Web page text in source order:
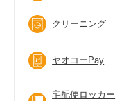
クリーニング
ヤオコーPay
宅配便ロッカー